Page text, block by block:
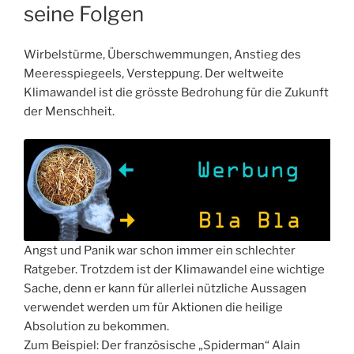
seine Folgen
Wirbelstürme, Überschwemmungen, Anstieg des
Meeresspiegeels, Versteppung. Der weltweite
Klimawandel ist die grösste Bedrohung für die Zukunft
der Menschheit.
Angst und Panik war schon immer ein schlechter
Ratgeber. Trotzdem ist der Klimawandel eine wichtige
Sache, denn er kann für allerlei nützliche Aussagen
verwendet werden um für Aktionen die heilige
Absolution zu bekommen.
Zum Beispiel: Der französische „Spiderman“ Alain